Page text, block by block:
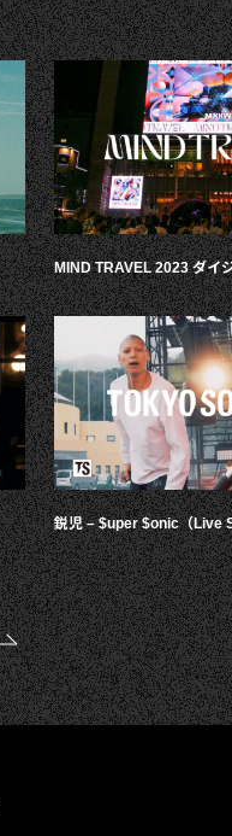
MIND TRAVEL 2023 ダイ
鋭児 – $uper $onic（Live